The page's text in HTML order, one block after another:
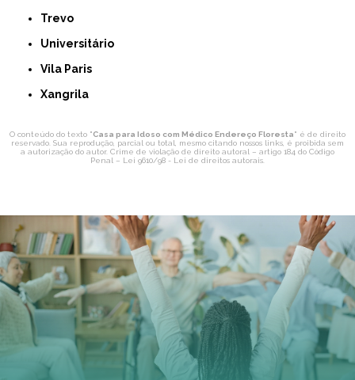
Trevo
Universitário
Vila Paris
Xangrila
O conteúdo do texto "Casa para Idoso com Médico Endereço Floresta" é de direito
reservado. Sua reprodução, parcial ou total, mesmo citando nossos links, é proibida sem
a autorização do autor. Crime de violação de direito autoral – artigo 184 do Código
Penal – Lei 9610/98 - Lei de direitos autorais